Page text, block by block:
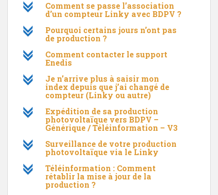
c
Comment se passe l’association
d’un compteur Linky avec BDPV ?
c
Pourquoi certains jours n’ont pas
de production ?
c
Comment contacter le support
Enedis
c
Je n’arrive plus à saisir mon
index depuis que j’ai changé de
compteur (Linky ou autre)
c
Expédition de sa production
photovoltaïque vers BDPV –
Générique / Téléinformation – V3
c
Surveillance de votre production
photovoltaïque via le Linky
c
Téléinformation : Comment
rétablir la mise à jour de la
production ?